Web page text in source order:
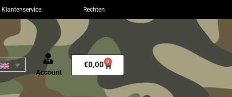
Klantenservice Rechten
Account
€0,00 0